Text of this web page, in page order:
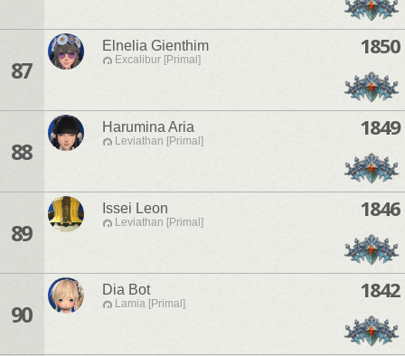
87
Elnelia Gienthim
Excalibur [Primal]
1850
88
Harumina Aria
Leviathan [Primal]
1849
89
Issei Leon
Leviathan [Primal]
1846
90
Dia Bot
Lamia [Primal]
1842